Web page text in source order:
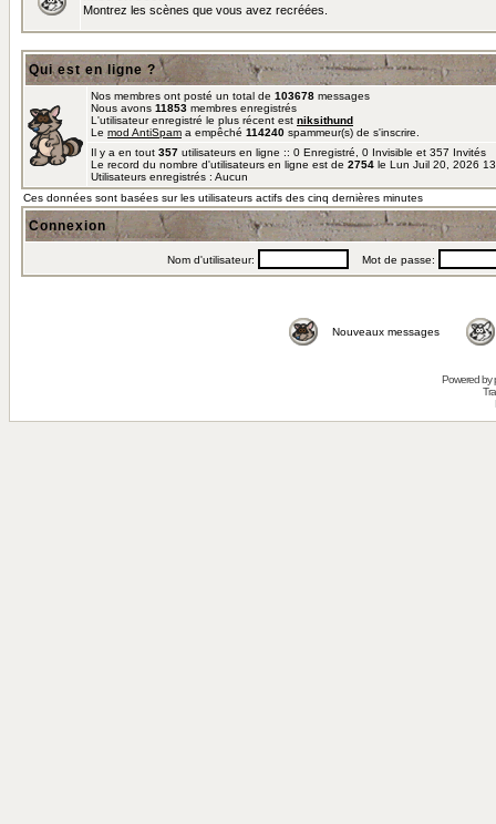
Montrez les scènes que vous avez recréées.
Qui est en ligne ?
Nos membres ont posté un total de 103678 messages
Nous avons 11853 membres enregistrés
L'utilisateur enregistré le plus récent est niksithund
Le mod AntiSpam a empêché 114240 spammeur(s) de s'inscrire.
Il y a en tout 357 utilisateurs en ligne :: 0 Enregistré, 0 Invisible et 357
Le record du nombre d'utilisateurs en ligne est de 2754 le Lun Juil 20, 2026
Utilisateurs enregistrés : Aucun
Ces données sont basées sur les utilisateurs actifs des cinq dernières minutes
Connexion
Nom d'utilisateur: Mot de passe:
Nouveaux messages
Powered by